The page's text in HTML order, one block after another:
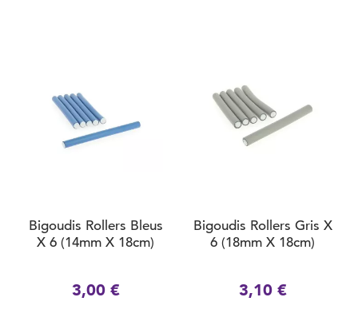
Bigoudis Rollers Bleus
X 6 (14mm X 18cm)
3,00 €
Bigoudis Rollers Gris X
6 (18mm X 18cm)
3,10 €